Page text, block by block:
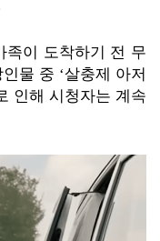
족이 도착하기 전 무
물 중 ‘살충제 아저
인해 시청자는 계속